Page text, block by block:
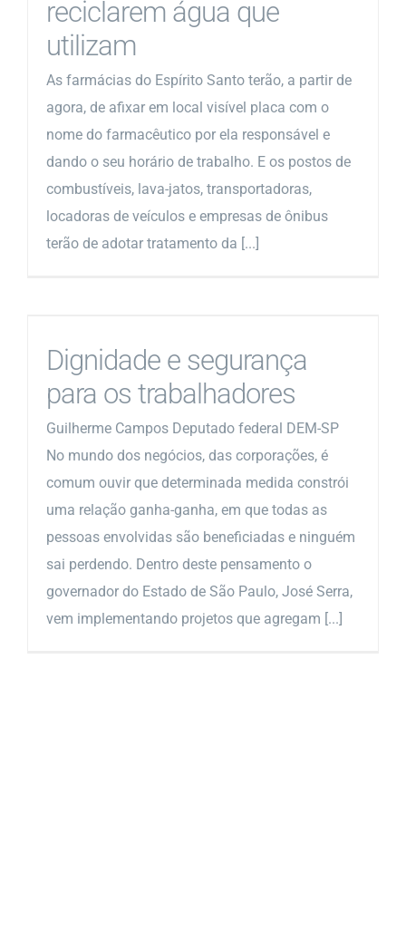
reciclarem água que
utilizam
As farmácias do Espírito Santo terão, a partir de
agora, de afixar em local visível placa com o
nome do farmacêutico por ela responsável e
dando o seu horário de trabalho. E os postos de
combustíveis, lava-jatos, transportadoras,
locadoras de veículos e empresas de ônibus
terão de adotar tratamento da [...]
Dignidade e segurança
para os trabalhadores
Guilherme Campos Deputado federal DEM-SP
No mundo dos negócios, das corporações, é
comum ouvir que determinada medida constrói
uma relação ganha-ganha, em que todas as
pessoas envolvidas são beneficiadas e ninguém
sai perdendo. Dentro deste pensamento o
governador do Estado de São Paulo, José Serra,
vem implementando projetos que agregam [...]